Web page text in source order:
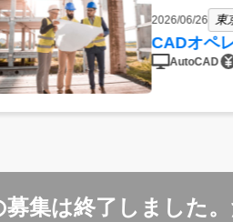
2026/06/26 東
CADオペ
AutoCAD
集は終了しました。